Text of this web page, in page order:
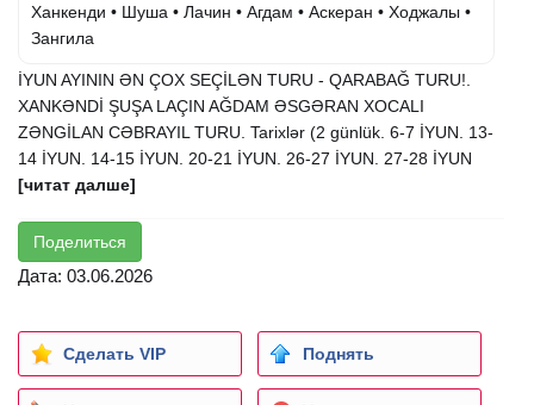
Ханкенди • Шуша • Лачин • Агдам • Аскеран • Ходжалы •
Зангила
İYUN AYININ ƏN ÇOX SEÇİLƏN TURU - QARABAĞ TURU!.
XANKƏNDİ ŞUŞA LAÇIN AĞDAM ƏSGƏRAN XOCALI
ZƏNGİLAN CƏBRAYIL TURU. Tarixlər (2 günlük. 6-7 İYUN. 13-
14 İYUN. 14-15 İYUN. 20-21 İYUN. 26-27 İYUN. 27-28 İYUN
[читат далше]
Поделиться
Дата: 03.06.2026
Сделать VIP Поднять